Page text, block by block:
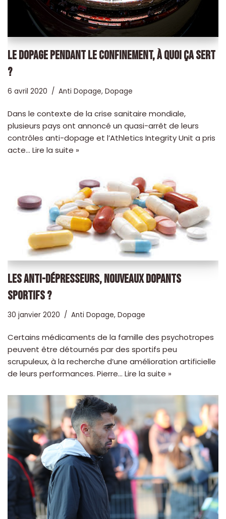
LE DOPAGE PENDANT LE CONFINEMENT, À QUOI ÇA SERT
?
6 avril 2020 Anti Dopage, Dopage
Dans le contexte de la crise sanitaire mondiale,
plusieurs pays ont annoncé un quasi-arrêt de leurs
contrôles anti-dopage et l’Athletics Integrity Unit a pris
acte… Lire la suite »
LES ANTI-DÉPRESSEURS, NOUVEAUX DOPANTS
SPORTIFS ?
30 janvier 2020 Anti Dopage, Dopage
Certains médicaments de la famille des psychotropes
peuvent être détournés par des sportifs peu
scrupuleux, à la recherche d’une amélioration artificielle
de leurs performances. Pierre… Lire la suite »